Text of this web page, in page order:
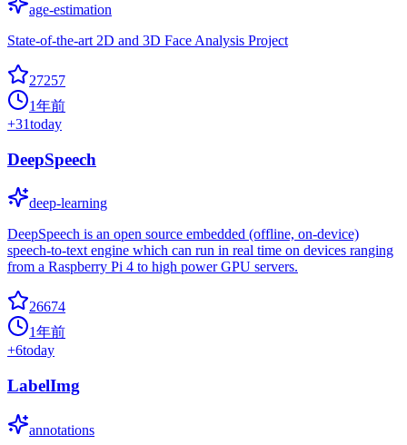
age-estimation
State-of-the-art 2D and 3D Face Analysis Project
27257
1年前
+31today
DeepSpeech
deep-learning
DeepSpeech is an open source embedded (offline, on-device)
speech-to-text engine which can run in real time on devices ranging
from a Raspberry Pi 4 to high power GPU servers.
26674
1年前
+6today
LabelImg
annotations